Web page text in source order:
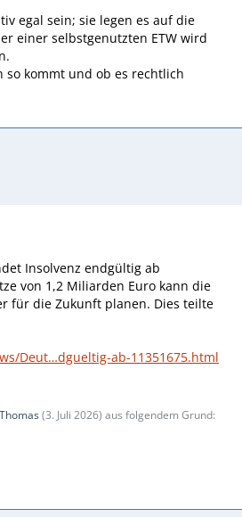
egal sein; sie legen es auf die
einer selbstgenutzten ETW wird
so kommt und ob es rechtlich
Insolvenz endgültig ab
von 1,2 Miliarden Euro kann die
für die Zukunft planen. Dies teilte
Deut…dgueltig-ab-11351675.html
Thomas(3. Juli 2026) aus folgendem Grund: